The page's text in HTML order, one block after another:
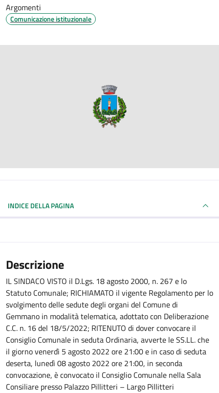
Argomenti
Comunicazione istituzionale
INDICE DELLA PAGINA
Descrizione
IL SINDACO VISTO il D.Lgs. 18 agosto 2000, n. 267 e lo
Statuto Comunale; RICHIAMATO il vigente Regolamento per lo
svolgimento delle sedute degli organi del Comune di
Gemmano in modalità telematica, adottato con Deliberazione
C.C. n. 16 del 18/5/2022; RITENUTO di dover convocare il
Consiglio Comunale in seduta Ordinaria, avverte le SS.LL. che
il giorno venerdì 5 agosto 2022 ore 21:00 e in caso di seduta
deserta, lunedì 08 agosto 2022 ore 21:00, in seconda
convocazione, è convocato il Consiglio Comunale nella Sala
Consiliare presso Palazzo Pillitteri – Largo Pillitteri